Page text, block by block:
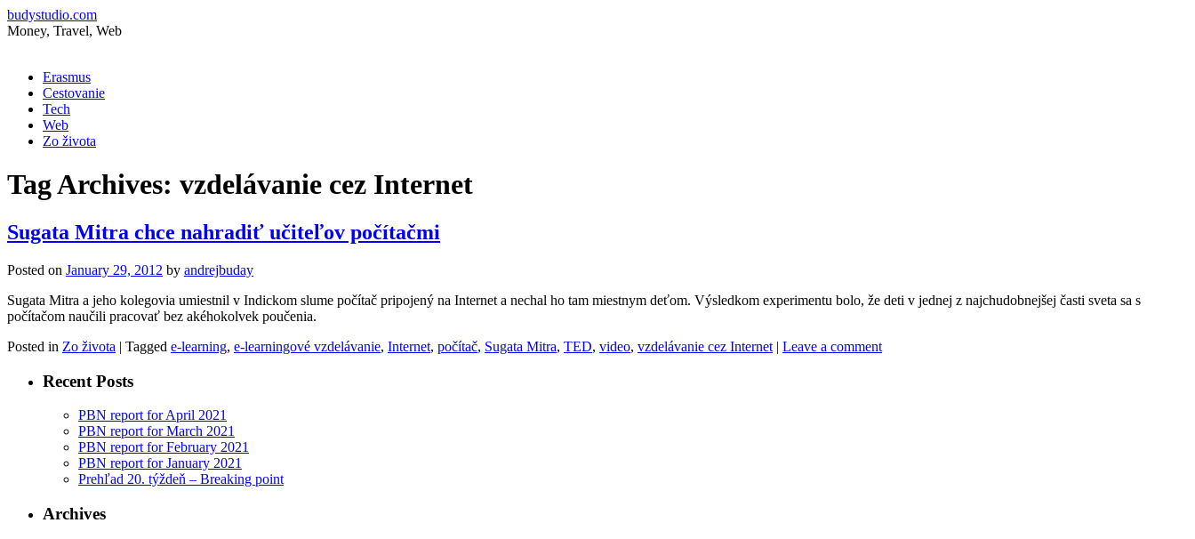
budystudio.com
Money, Travel, Web
Skip
content
Erasmus
Cestovanie
Tech
Web
Zo života
Tag Archives: vzdelávanie cez Internet
Sugata Mitra chce nahradiť učiteľov počítačmi
Posted on January 29, 2012 by andrejbuday
Sugata Mitra a jeho kolegovia umiestnil v Indickom slume počítač pripojený na Internet a nechal ho tam miestnym deťom. Výsledkom experimentu bolo, že deti v jednej z najchudobnejšej časti sveta sa s
počítačom naučili pracovať bez akéhokolvek poučenia.
Posted in Zo života | Tagged e-learning, e-learningové vzdelávanie, Internet, počítač, Sugata Mitra, TED, video, vzdelávanie cez Internet | Leave a comment
Recent Posts
PBN report for April 2021
PBN report for March 2021
PBN report for February 2021
PBN report for January 2021
Prehľad 20. týždeň – Breaking point
Archives